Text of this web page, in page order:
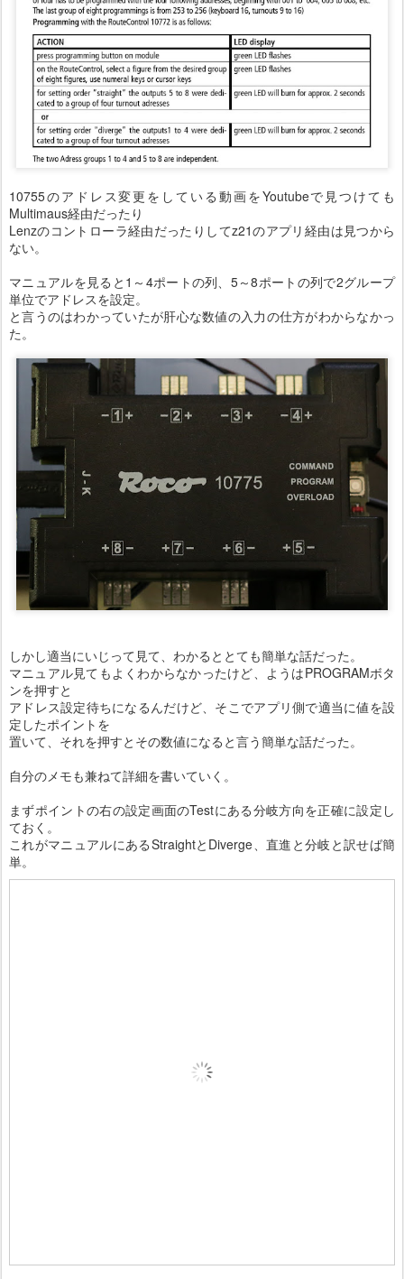
10755のアドレス変更をしている動画をYoutubeで見つけても
Multimaus経由だったり
Lenzのコントローラ経由だったりしてz21のアプリ経由は見つから
ない。
マニュアルを見ると1～4ポートの列、5～8ポートの列で2グループ
単位でアドレスを設定。
と言うのはわかっていたが肝心な数値の入力の仕方がわからなかっ
た。
しかし適当にいじって見て、わかるととても簡単な話だった。
マニュアル見てもよくわからなかったけど、ようはPROGRAMボタ
ンを押すと
アドレス設定待ちになるんだけど、そこでアプリ側で適当に値を設
定したポイントを
置いて、それを押すとその数値になると言う簡単な話だった。
自分のメモも兼ねて詳細を書いていく。
まずポイントの右の設定画面のTestにある分岐方向を正確に設定し
ておく。
これがマニュアルにあるStraightとDiverge、直進と分岐と訳せば簡
単。